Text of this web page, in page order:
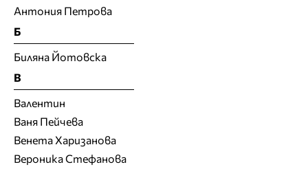
Антония Петрова
Б
Биляна Йотовска
В
Валентин
Ваня Пейчева
Венета Харизанова
Вероника Стефанова